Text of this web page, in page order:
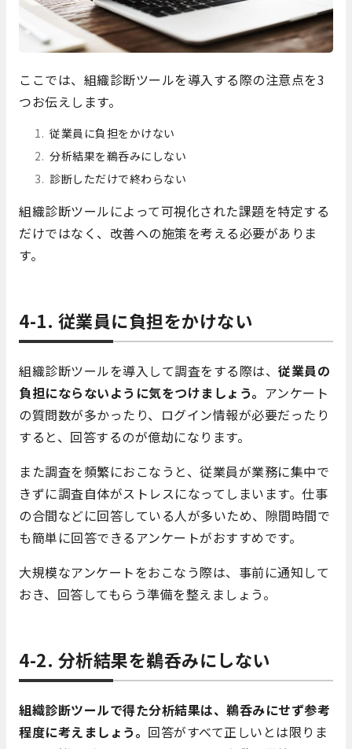
ここでは、組織診断ツールを導入する際の注意点を3
つお伝えします。
従業員に負担をかけない
分析結果を鵜呑みにしない
診断しただけで終わらない
組織診断ツールによって可視化された課題を特定する
だけではなく、改善への施策を考える必要がありま
す。
4-1. 従業員に負担をかけない
組織診断ツールを導入して調査をする際は、 従業員の
負担にならないように気をつけましょう。 アンケート
の質問数が多かったり、ログイン情報が必要だったり
すると、回答するのが億劫になります。
また調査を頻繁におこなうと、従業員が業務に集中で
きずに調査自体がストレスになってしまいます。仕事
の合間などに回答している人が多いため、隙間時間で
も簡単に回答できるアンケートがおすすめです。
大規模なアンケートをおこなう際は、事前に通知して
おき、回答してもらう準備を整えましょう。
4-2. 分析結果を鵜呑みにしない
組織診断ツールで得た分析結果は、鵜呑みにせず参考
程度に考えましょう。 回答がすべて正しいとは限りま